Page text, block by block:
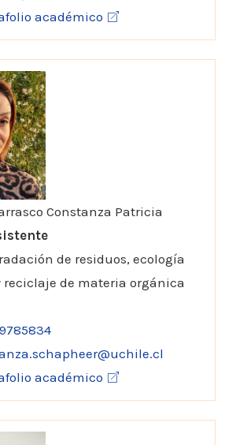
académico
Constanza Patricia
de residuos, ecología
de materia orgánica
académico